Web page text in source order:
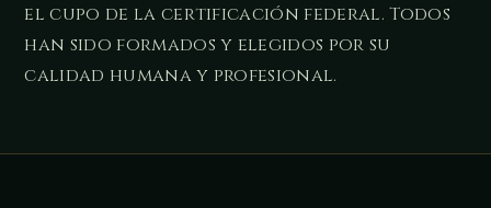
el cupo de la certificación federal. Todos
han sido formados y elegidos por su
calidad humana y profesional.